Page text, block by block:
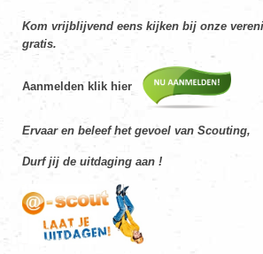
Kom vrijblijvend eens kijken bij onze
gratis.
Aanmelden klik hier
Ervaar en beleef het gevoel van Scouting,
Durf jij de uitdaging aan !